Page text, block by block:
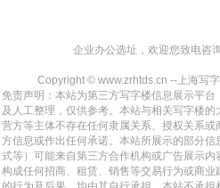
企业办公选址，欢迎您致电咨
Copyright © www.zrhtds.cn --上海写
免责声明：本站为第三方写字楼信息展示平
及人工整理，仅供参考。本站与相关写字楼
营方等主体不存在任何隶属关系、授权关系
方信息或作出任何承诺。本站所展示的部分
式等）可能来自第三方合作机构或广告展示
构成任何招商、租赁、销售等交易行为或商